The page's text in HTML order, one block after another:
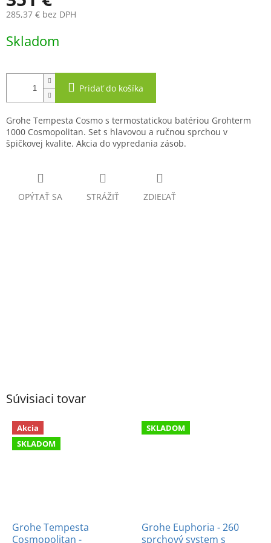
285,37 € bez DPH
cena:
Skladom
Pridať do košíka
Grohe Tempesta Cosmo s termostatickou batériou Grohterm
1000 Cosmopolitan. Set s hlavovou a ručnou sprchou v
špičkovej kvalite. Akcia do vypredania zásob.
OPÝTAŤ SA STRÁŽIŤ ZDIEĽAŤ
Súvisiaci tovar
Akcia
SKLADOM
Grohe Tempesta
Cosmopolitan -
SKLADOM
Grohe Euphoria - 260
sprchový system s